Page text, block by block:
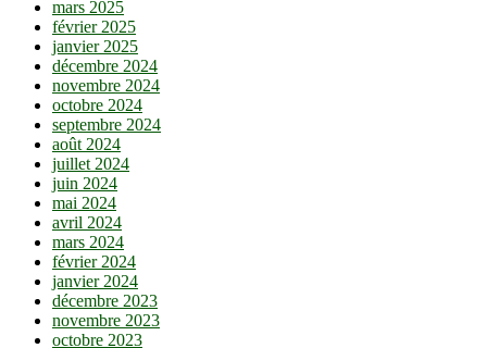
mars 2025
février 2025
janvier 2025
décembre 2024
novembre 2024
octobre 2024
septembre 2024
août 2024
juillet 2024
juin 2024
mai 2024
avril 2024
mars 2024
février 2024
janvier 2024
décembre 2023
novembre 2023
octobre 2023